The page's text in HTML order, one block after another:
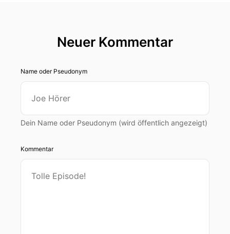
Neuer Kommentar
Name oder Pseudonym
Dein Name oder Pseudonym (wird öffentlich angezeigt)
Kommentar